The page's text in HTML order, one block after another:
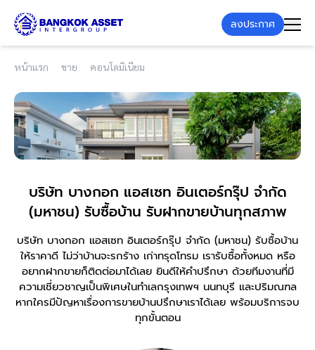
ลงประกาศ
หน้าแรก ขาย คอนโดมิเนียม
บริษัท บางกอก แอสเซท อินเตอร์กรุ๊ป จำกัด
(มหาชน) รับซื้อบ้าน รับฝากขายบ้านทุกสภาพ
บริษัท บางกอก แอสเซท อินเตอร์กรุ๊ป จำกัด (มหาชน) รับซื้อบ้าน
ให้ราคาดี ไม่ว่าบ้านจะรกร้าง เก่าทรุดโทรม เรารับซื้อทั้งหมด หรือ
อยากฝากขายก็ติดต่อมาได้เลย ยินดีให้คำปรึกษา ด้วยทีมงานที่มี
ความเชี่ยวชาญเป็นพิเศษในทำเลกรุงเทพฯ นนทบุรี และปริมณฑล
หากใครมีปัญหาเรื่องการขายบ้านปรึกษาเราได้เลย พร้อมบริการจบ
ทุกขั้นตอน